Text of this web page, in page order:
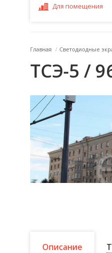
Для помещения
Главная / Светодиодные
ТСЭ-5 /
Описание